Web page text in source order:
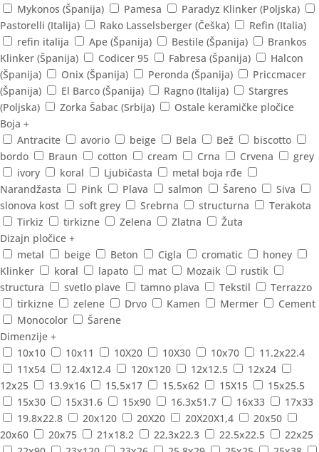
Mykonos (Španija)
Pamesa
Paradyz Klinker (Poljska)
Pastorelli (Italija)
Rako Lasselsberger (Češka)
Refin (Italia)
refin italija
Ape (Španija) Bestile (Španija)
Brankos
Klinker (Španija)
Codicer 95 Fabresa (Španija)
Halcon
(Španija)
Onix (Španija) Peronda (Španija)
Priccmacer
(Španija)
El Barco (Španija) Ragno (Italija)
Stargres
(Poljska)
Zorka Šabac (Srbija)
Ostale keramičke pločice
Boja +
Antracite
avorio beige Bela Bež
biscotto
bordo
Braun cotton cream Crna Crvena
grey
ivory
koral Ljubičasta
metal boja rđe
Narandžasta
Pink Plava salmon Šareno
Siva
slonova kost
soft grey Srebrna structurna
Terakota
Tirkiz
tirkizne Zelena Zlatna
Žuta
Dizajn pločice +
metal
beige Beton Cigla cromatic
honey
Klinker
koral lapato mat Mozaik
rustik
structura
svetlo plave tamno plava Tekstil
Terrazzo
tirkizne
zelene Drvo Kamen Mermer
Cement
Monocolor
Šarene
Dimenzije +
10x10
10x11 10X20 10X30 10x70
11.2x22.4
11x54
12.4x12.4 120x120 12x12.5
12x24
12x25
13.9x16 15,5x17 15,5x62 15X15
15x25.5
15x30
15x31.6 15x90 16.3x51.7 16x33
17x33
19.8x22.8
20x120 20X20 20X20X1,4
20x50
20x60
20x75 21x18.2 22,3x22,3 22.5x22.5
22x25